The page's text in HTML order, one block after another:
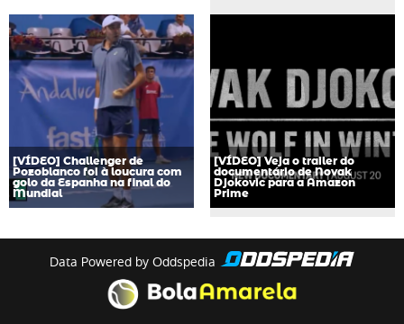
[VÍDEO] Challenger de
Pozoblanco foi à loucura com
golo da Espanha na final do
Mundial
[VÍDEO] Veja o trailer do
documentário de Novak
Djokovic para a Amazon
Prime
Data Powered by Oddspedia